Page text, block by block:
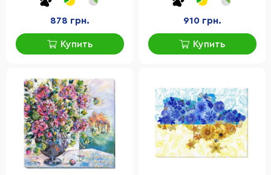
40х20 см
878 грн.
Купить
910 грн.
Купить